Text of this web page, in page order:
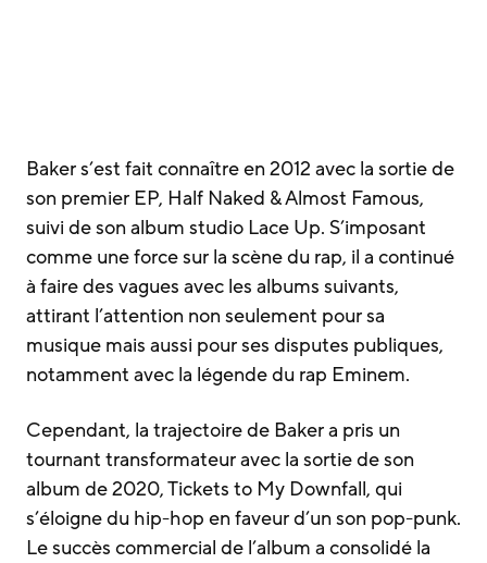
Baker s’est fait connaître en 2012 avec la sortie de
son premier EP, Half Naked & Almost Famous,
suivi de son album studio Lace Up. S’imposant
comme une force sur la scène du rap, il a continué
à faire des vagues avec les albums suivants,
attirant l’attention non seulement pour sa
musique mais aussi pour ses disputes publiques,
notamment avec la légende du rap Eminem.
Cependant, la trajectoire de Baker a pris un
tournant transformateur avec la sortie de son
album de 2020, Tickets to My Downfall, qui
s’éloigne du hip-hop en faveur d’un son pop-punk.
Le succès commercial de l’album a consolidé la